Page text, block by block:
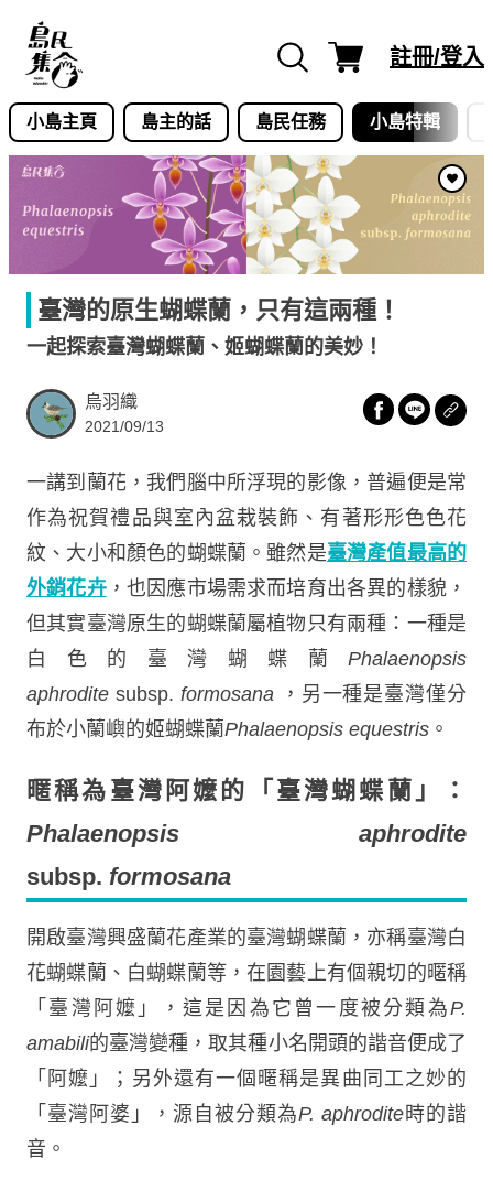
content
註冊/登入
小島主頁 島主的話 島民任務 小島特輯
臺灣的原生蝴蝶蘭，只有這兩種！
一起探索臺灣蝴蝶蘭、姬蝴蝶蘭的美妙！
烏羽織
2021/09/13
一講到蘭花，我們腦中所浮現的影像，普遍便是常
作為祝賀禮品與室內盆栽裝飾、有著形形色色花
紋、大小和顏色的蝴蝶蘭。雖然是臺灣產值最高的
外銷花卉，也因應市場需求而培育出各異的樣貌，
但其實臺灣原生的蝴蝶蘭屬植物只有兩種：一種是
白色的臺灣蝴蝶蘭 Phalaenopsis
aphrodite subsp. formosana ，另一種是臺灣僅分
布於小蘭嶼的姬蝴蝶蘭Phalaenopsis equestris 。
暱稱為臺灣阿嬤的「臺灣蝴蝶蘭」：
Phalaenopsis aphrodite
subsp. formosana
開啟臺灣興盛蘭花產業的臺灣蝴蝶蘭，亦稱臺灣白
花蝴蝶蘭、白蝴蝶蘭等，在園藝上有個親切的暱稱
「臺灣阿嬤」，這是因為它曾一度被分類為P.
amabili的臺灣變種，取其種小名開頭的諧音便成了
「阿嬤」；另外還有一個暱稱是異曲同工之妙的
「臺灣阿婆」，源自被分類為P. aphrodite時的諧
音。